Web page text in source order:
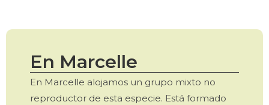
En Marcelle
En Marcelle alojamos un grupo mixto no
reproductor de esta especie. Está formado